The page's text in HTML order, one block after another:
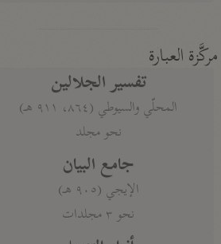
مركَّزة العبارة
تفسير الجلالين
المحلّي والسيوطي (٨٦٤، ٩١١ هـ)
نحو مجلد
جامع البيان
الإيجي (٩٠٥ هـ)
نحو ٣ مجلدات